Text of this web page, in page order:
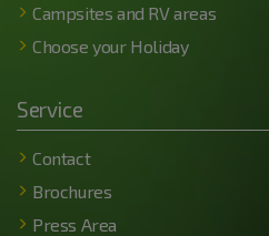
Campsites and RV areas
Choose your Holiday
Service
Contact
Brochures
Press Area